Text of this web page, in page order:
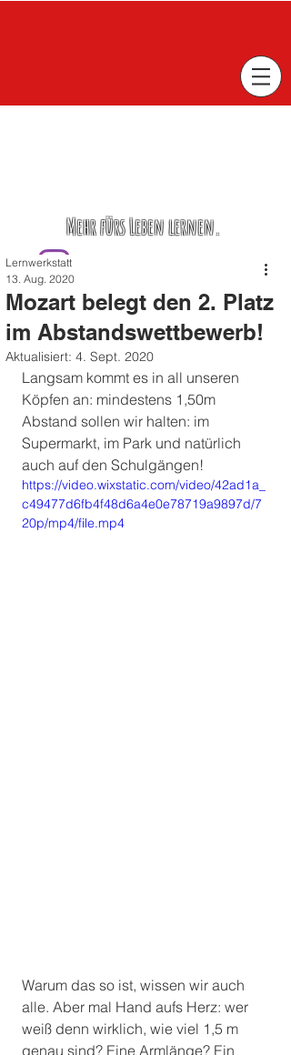
Mehr fürs Leben lernen.
Mozart belegt den 2. Platz
im Abstandswettbewerb!
Lernwerkstatt
13. Aug. 2020
Aktualisiert: 4. Sept. 2020
Langsam kommt es in all unseren
Köpfen an: mindestens 1,50m
Abstand sollen wir halten: im
Supermarkt, im Park und natürlich
auch auf den Schulgängen!
https://video.wixstatic.com/video/42ad1a_
c49477d6fb4f48d6a4e0e78719a9897d/7
20p/mp4/file.mp4
Warum das so ist, wissen wir auch
alle. Aber mal Hand aufs Herz: wer
weiß denn wirklich, wie viel 1,5 m
genau sind? Eine Armlänge? Ein